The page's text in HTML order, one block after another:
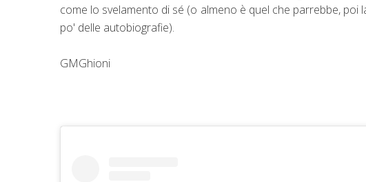
come lo svelamento di sé (o almeno è quel che parrebbe,
po' delle autobiografie).
GMGhioni